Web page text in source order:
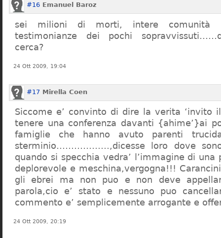
#16 Emanuel Baroz
sei milioni di morti, intere comunità
testimonianze dei pochi
cerca?
24 Ott 2009, 19:04
#17 Mirella Coen
Siccome e’ convinto di dire la verita ‘invito
tenere una conferenza davanti {ahime’}ai
famiglie che hanno avuto parenti
sterminio………………,dicesse loro dove
quando si specchia vedra’ l’immagine di una
deplorevole e meschina,vergogna!!!
gli ebrei ma non puo e non deve
parola,cio e’ stato e nessuno puo
commento e’ semplicemente arrogante e
24 Ott 2009, 20:19